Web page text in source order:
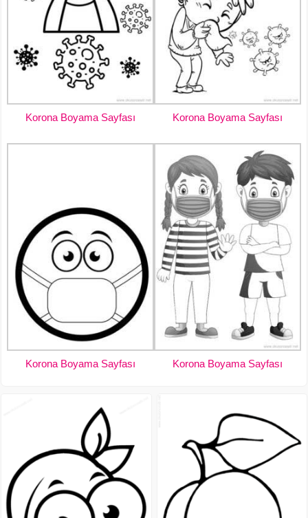
Korona Boyama Sayfası Korona Boyama Sayfası
Korona Boyama Sayfası Korona Boyama Sayfası